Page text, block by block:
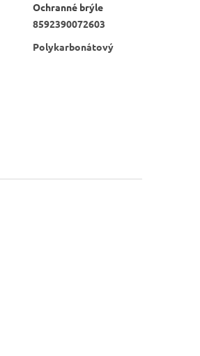
Ochranné brýle
8592390072603
Polykarbonátový